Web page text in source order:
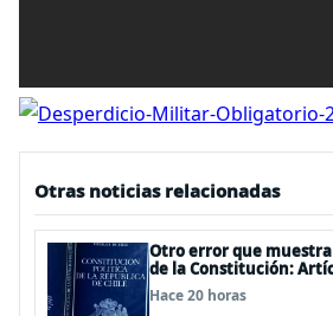
Otras noticias relacionadas
Otro error que
de la Constitución:
resguardar la seguridad
proteger a los
Hace 20 horas